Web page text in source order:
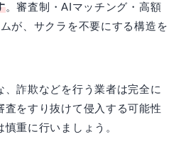
。審査制・AIマッチング・高額
が、サクラを不要にする構造を
、詐欺などを行う業者は完全に
査をすり抜けて侵入する可能性
重に行いましょう。